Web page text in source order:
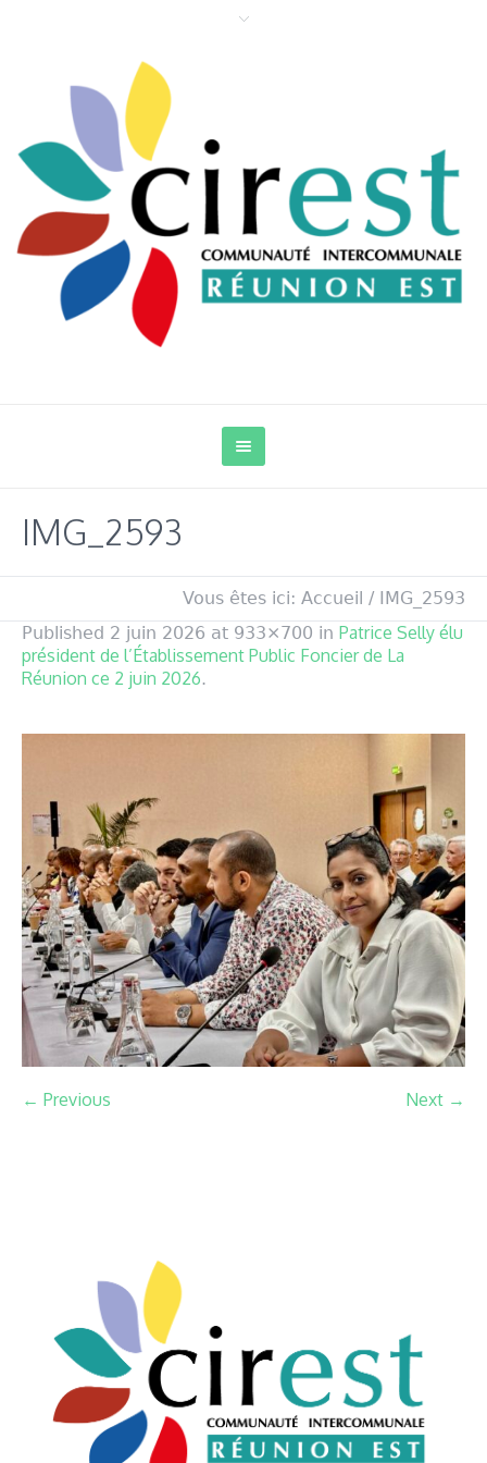
IMG_2593
Vous êtes ici: Accueil /
IMG_2593
Published 2 juin 2026 at 933×700 in Patrice Selly élu
président de l’Établissement Public Foncier de La
Réunion ce 2 juin 2026.
← Previous Next →